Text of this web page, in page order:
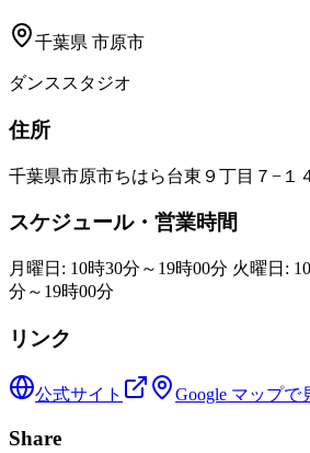
千葉県 市原市
ダンススタジオ
住所
千葉県市原市ちはら台東９丁目７−１
スケジュール・営業時間
月曜日: 10時30分～19時00分 火曜日:
分～19時00分
リンク
公式サイト Google マップで
Share